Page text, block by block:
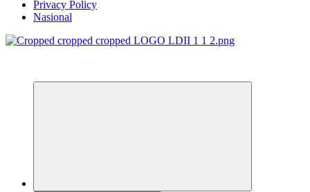
Privacy Policy
Nasional